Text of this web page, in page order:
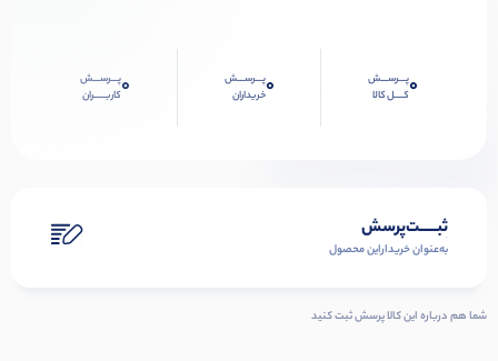
0پـــرســـش
کــــل کالا
0پـــرســـش
خریداران
0پـــرســـش
کاربـــــران
ثبـــــت‌پرسش
به‌عنوان ‌خریدار‌این‌ محصول
شما هم درباره این کالا پرسش ثبت کنید